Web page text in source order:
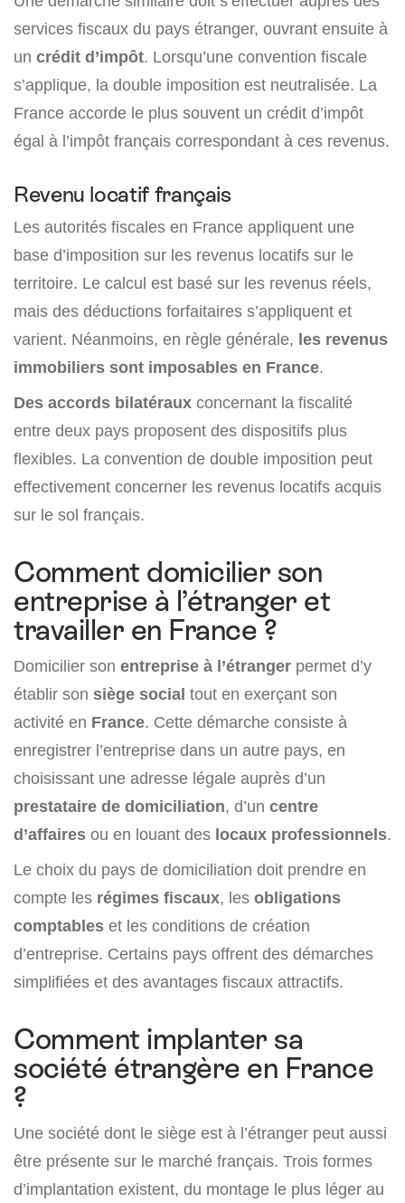
services fiscaux du pays étranger, ouvrant ensuite à
un crédit d’impôt. Lorsqu’une convention fiscale
s’applique, la double imposition est neutralisée. La
France accorde le plus souvent un crédit d’impôt
égal à l’impôt français correspondant à ces revenus.
Revenu locatif français
Les autorités fiscales en France appliquent une
base d’imposition sur les revenus locatifs sur le
territoire. Le calcul est basé sur les revenus réels,
mais des déductions forfaitaires s’appliquent et
varient. Néanmoins, en règle générale, les revenus
immobiliers sont imposables en France.
Des accords bilatéraux concernant la fiscalité
entre deux pays proposent des dispositifs plus
flexibles. La convention de double imposition peut
effectivement concerner les revenus locatifs acquis
sur le sol français.
Comment domicilier son
entreprise à l’étranger et
travailler en France ?
Domicilier son entreprise à l’étranger permet d’y
établir son siège social tout en exerçant son
activité en France. Cette démarche consiste à
enregistrer l’entreprise dans un autre pays, en
choisissant une adresse légale auprès d’un
prestataire de domiciliation, d’un centre
d’affaires ou en louant des locaux professionnels.
Le choix du pays de domiciliation doit prendre en
compte les régimes fiscaux, les obligations
comptables et les conditions de création
d’entreprise. Certains pays offrent des démarches
simplifiées et des avantages fiscaux attractifs.
Comment implanter sa
société étrangère en France
?
Une société dont le siège est à l’étranger peut aussi
être présente sur le marché français. Trois formes
d’implantation existent, du montage le plus léger au